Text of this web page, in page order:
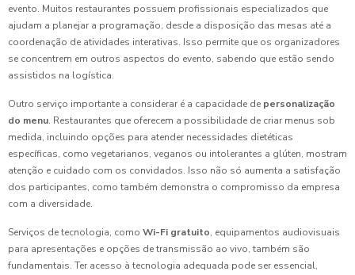
evento. Muitos restaurantes possuem profissionais especializados que
ajudam a planejar a programação, desde a disposição das mesas até a
coordenação de atividades interativas. Isso permite que os organizadores
se concentrem em outros aspectos do evento, sabendo que estão sendo
assistidos na logística.
Outro serviço importante a considerar é a capacidade de personalização
do menu. Restaurantes que oferecem a possibilidade de criar menus sob
medida, incluindo opções para atender necessidades dietéticas
específicas, como vegetarianos, veganos ou intolerantes a glúten, mostram
atenção e cuidado com os convidados. Isso não só aumenta a satisfação
dos participantes, como também demonstra o compromisso da empresa
com a diversidade.
Serviços de tecnologia, como Wi-Fi gratuito, equipamentos audiovisuais
para apresentações e opções de transmissão ao vivo, também são
fundamentais. Ter acesso à tecnologia adequada pode ser essencial,